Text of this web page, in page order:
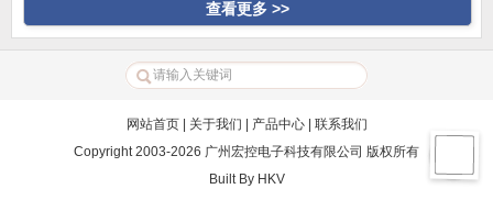
查看更多 >>
网站首页| 关于我们 产品中心| 联系我们
Copyright 2003-2026 广州宏控电子科技有限公司 版权所有
Built By HKV